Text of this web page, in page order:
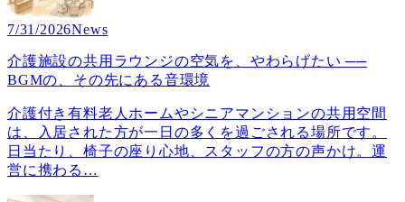
7/31/2026News
介護施設の共用ラウンジの空気を、やわらげたい ──
BGMの、その先にある音環境
介護付き有料老人ホームやシニアマンションの共用空間
は、入居された方が一日の多くを過ごされる場所です。
日当たり、椅子の座り心地、スタッフの方の声かけ。運
営に携わる …